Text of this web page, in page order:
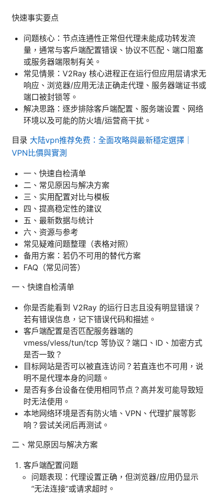
快速事实要点
问题核心：节点连通性正常但代理未能成功转发流
量，通常与客户端配置错误、协议不匹配、端口阻塞
或服务器端限制有关。
常见情景：V2Ray 核心进程正在运行但应用层请求无
响应、浏览器/应用无法正确走代理、服务器端证书或
端口被封锁等。
解决思路：逐步排除客户端配置、服务端设置、网络
环境以及可能的防火墙/运营商干扰。
目录 大陆vpn推荐免费：全面攻略與最新穩定選擇｜
VPN比價與實測
一、快速自检清单
二、常见原因与解决方案
三、实用配置对比与模板
四、提高稳定性的建议
五、最新数据与统计
六、资源与参考
常见疑难问题整理（表格对照）
备用方案：若仍不可用的替代方案
FAQ（常见问答）
一、快速自检清单
你是否能看到 V2Ray 的运行日志且没有明显错误？
若有错误信息，记下错误代码和描述。
客户端配置是否匹配服务器端的
vmess/vless/tun/tcp 等协议？端口、ID、加密方式
是否一致？
目标网站是否可以被直连访问？若直连也不可用，说
明不是代理本身的问题。
是否有多台设备在使用相同节点？高并发可能导致短
时无法使用。
本地网络环境是否有防火墙、VPN、代理扩展等影
响？尝试关闭后再测试。
二、常见原因与解决方案
客户端配置问题
问题表现：代理设置正确，但浏览器/应用仍显示
“无法连接”或请求超时。